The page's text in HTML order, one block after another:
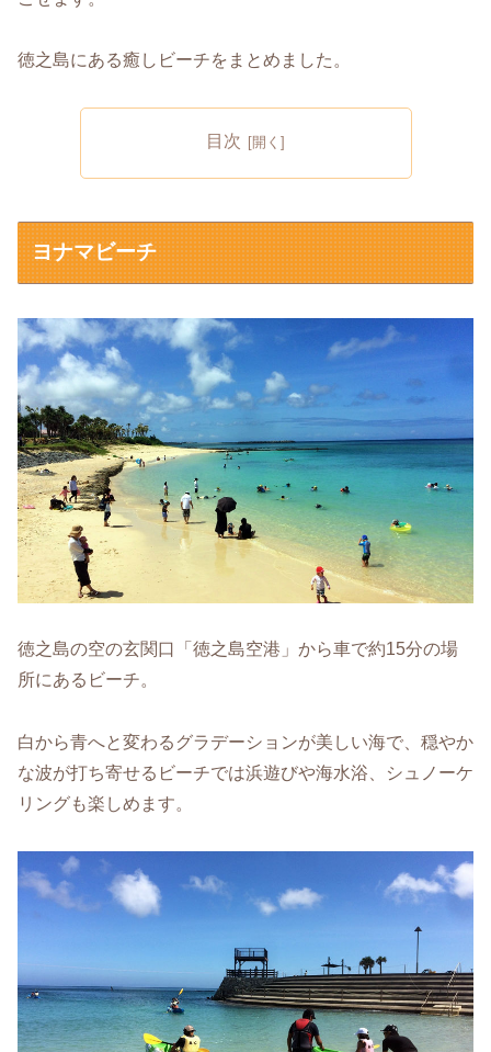
徳之島にある癒しビーチをまとめました。
目次
ヨナマビーチ
徳之島の空の玄関口「徳之島空港」から車で約15分の場
所にあるビーチ。
白から青へと変わるグラデーションが美しい海で、穏やか
な波が打ち寄せるビーチでは浜遊びや海水浴、シュノーケ
リングも楽しめます。